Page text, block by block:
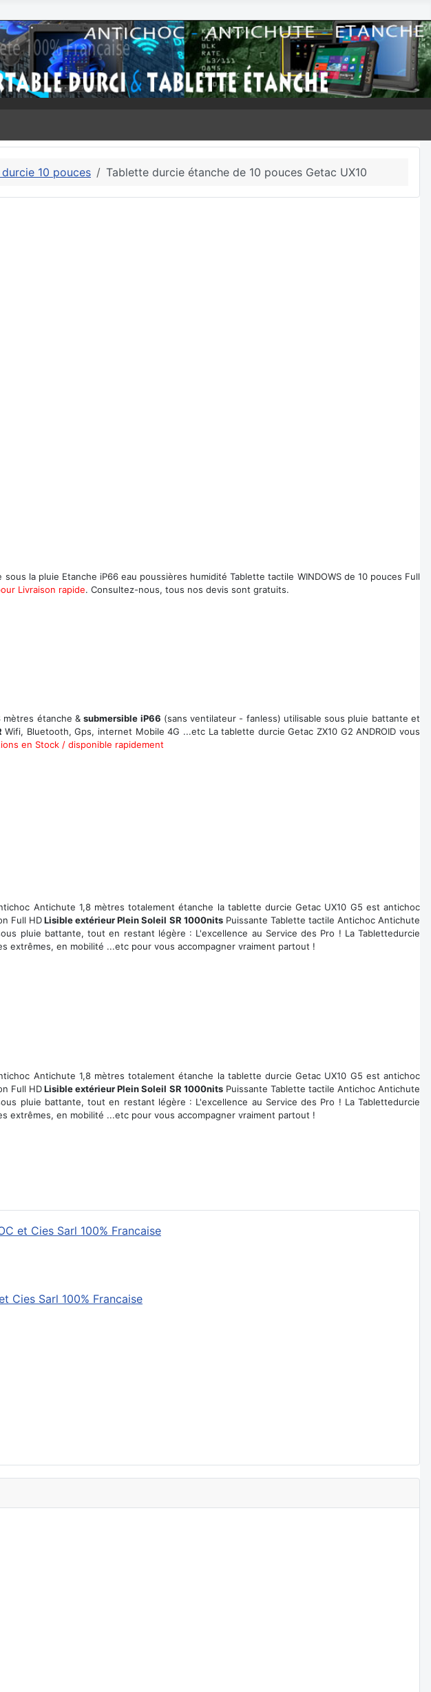
10 pouces Tablette durcie étanche de 10 pouces Getac UX10
la pluie Etanche iP66 eau poussières humidité Tablette tactile WINDOWS de 10 pouces Full
Livraison rapide. Consultez-nous, tous nos devis sont gratuits.
mètres étanche &submersible iP66 (sans ventilateur - fanless) utilisable sous pluie battante et
Wifi, Bluetooth, Gps, internet Mobile 4G ...etc La tablette durcie Getac ZX10 G2 ANDROID vous
en Stock / disponible rapidement
Antichute 1,8 mètres totalement étanche la tablette durcie Getac UX10 G5 est antichoc
Full HDLisible extérieur Plein Soleil SR 1000nitsPuissante Tablette tactile Antichoc Antichute
pluie battante, tout en restant légère : L'excellence au Service des Pro ! La Tablettedurcie
extrêmes, en mobilité ...etc pour vous accompagner vraiment partout !
Antichute 1,8 mètres totalement étanche la tablette durcie Getac UX10 G5 est antichoc
Full HDLisible extérieur Plein Soleil SR 1000nitsPuissante Tablette tactile Antichoc Antichute
pluie battante, tout en restant légère : L'excellence au Service des Pro ! La Tablettedurcie
extrêmes, en mobilité ...etc pour vous accompagner vraiment partout !